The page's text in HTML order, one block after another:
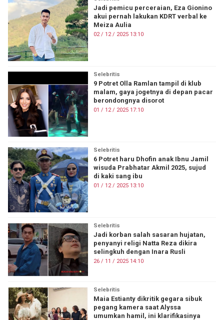
Jadi pemicu perceraian, Eza Gionino
akui pernah lakukan KDRT verbal ke
Meiza Aulia
02 / 12 / 2025 13:10
Selebritis
9 Potret Olla Ramlan tampil di klub
malam, gaya jogetnya di depan pacar
berondongnya disorot
01 / 12 / 2025 17:10
Selebritis
6 Potret haru Dhofin anak Ibnu Jamil
wisuda Prabhatar Akmil 2025, sujud
di kaki sang ibu
01 / 12 / 2025 13:10
Selebritis
Jadi korban salah sasaran hujatan,
penyanyi religi Natta Reza dikira
selingkuh dengan Inara Rusli
26 / 11 / 2025 14:10
Selebritis
Maia Estianty dikritik gegara sibuk
pegang kamera saat Alyssa
umumkan hamil, ini klarifikasinya